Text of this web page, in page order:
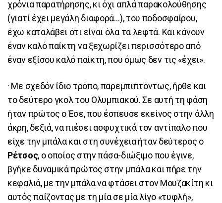
χρόνια παρατήρησης, κι όχι απλά παρακολούθησης
(γιατί έχει μεγάλη διαφορά…), του ποδοσφαίρου,
έχω καταλάβει ότι είναι όλα τα λεφτά. Και κάνουν
έναν καλό παίκτη να ξεχωρίζει περισσότερο από
έναν εξίσου καλό παίκτη, που όμως δεν τις «έχει».
· Με σχεδόν ίδιο τρόπο, παρεμπιπτόντως, ήρθε και
το δεύτερο γκολ του Ολυμπιακού. Σε αυτή τη φάση
ήταν πρώτος ο Έσε, που έσπευσε εκείνος στην άλλη
άκρη, δεξιά, να πιέσει ασφυχτικά τον αντίπαλο που
είχε την μπάλα και στη συνέχεια ήταν δεύτερος ο
Ρέτσος, ο οποίος στην πάσα-διώξιμο που έγινε,
βγήκε δυναμικά πρώτος στην μπάλα και πήρε την
κεφαλιά, με την μπάλα να φτάσει στον Μουζακίτη κι
αυτός παίζοντας με τη μία σε μία λίγο «τυφλή»,